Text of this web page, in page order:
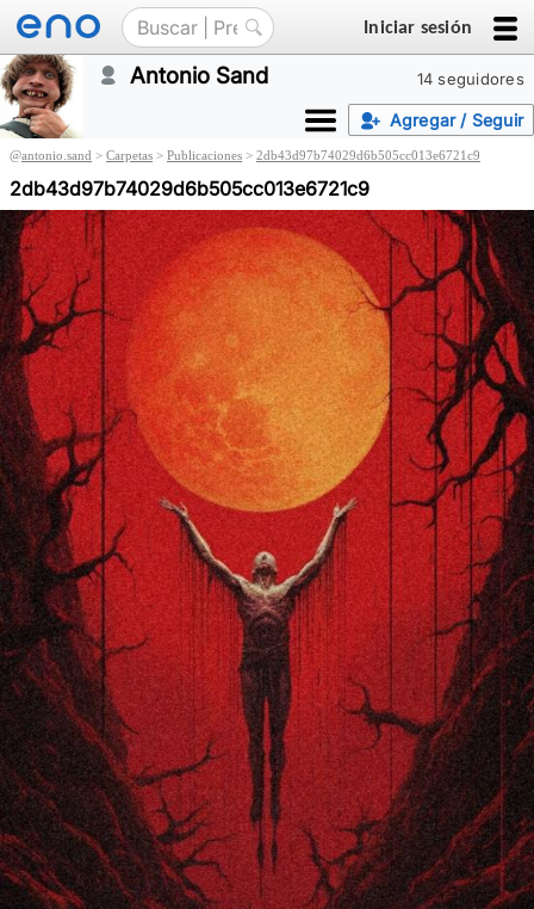
Iniciar sesión
14 seguidores
Antonio Sand
Agregar / Seguir
@antonio.sand > Carpetas > Publicaciones > 2db43d97b74029d6b505cc013e6721c9
2db43d97b74029d6b505cc013e6721c9